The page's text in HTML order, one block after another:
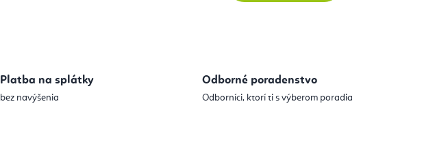
Platba na splátky
bez navýšenia
Odborné poradenstvo
Odborníci, ktorí ti s výberom poradia